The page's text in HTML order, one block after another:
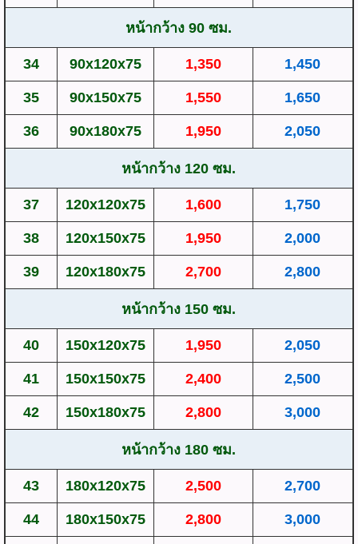
หน้ากว้าง 90 ซม.
34 90x120x75 1,350 1,450
35 90x150x75 1,550 1,650
36 90x180x75 1,950 2,050
หน้ากว้าง 120 ซม.
37 120x120x75 1,600 1,750
38 120x150x75 1,950 2,000
39 120x180x75 2,700 2,800
หน้ากว้าง 150 ซม.
40 150x120x75 1,950 2,050
41 150x150x75 2,400 2,500
42 150x180x75 2,800 3,000
หน้ากว้าง 180 ซม.
43 180x120x75 2,500 2,700
44 180x150x75 2,800 3,000